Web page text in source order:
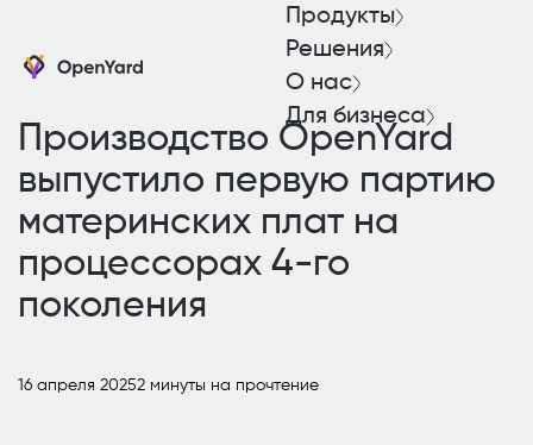
Продукты
Решения
О нас
Для бизнеса
Производство OpenYard
выпустило первую партию
материнских плат на
процессорах 4-го
поколения
16 апреля 20252 минуты на прочтение